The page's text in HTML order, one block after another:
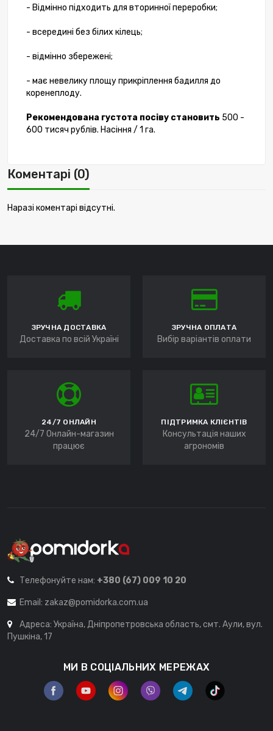
- Відмінно підходить для вторинної переробки;
- всередині без білих кілець;
- відмінно збережені;
- має невелику площу прикріплення бадилля до
коренеплоду.
Рекомендована густота посіву становить 500 -
600 тисяч рублів. Насіння / 1 га.
Коментарі (0)
Наразі коментарі відсутні.
ЗРУЧНА ДОСТАВКА
Доставка по всій Україні
ЗРУЧНА ОПЛАТА
Вибір варіантів оплати
24/7 ОНЛАЙН
24/7 Онлайн-магазин
працює
ПІДТРИМКА КЛІЄНТІВ
Консультація наших
агрономів
Телефонуйте нам: +380 (67) 009 10 20
Email: zakaz@pomidorka.com.ua
Адреса: Україна, Дніпропетровська область, смт. Аули, вул.
Пушкіна, 17
МИ В СОЦІАЛЬНИХ МЕРЕЖАХ